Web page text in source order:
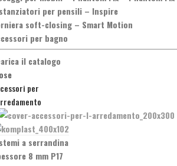
per pensili – Inspire
soft-closing – Smart Motion
per bagno
il catalogo
per
a serrandina
8 mm P17